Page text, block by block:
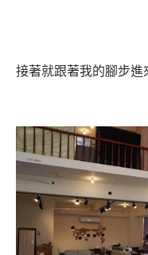
接著就跟著我的腳步進